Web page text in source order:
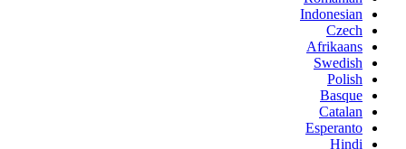
Indonesian
Czech
Afrikaans
Swedish
Polish
Basque
Catalan
Esperanto
Hindi